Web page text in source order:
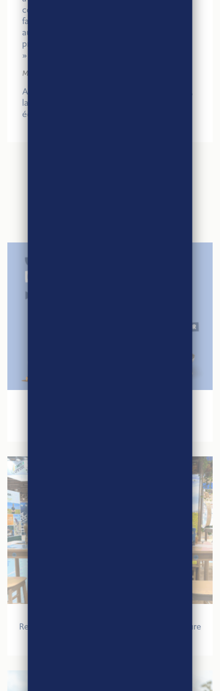
consommateurs l’origine et la qualité de nos
farines biologiques et garantissons entre
autres une juste rémunération de nos
producteurs grâce à un contrat fixé sur 3 ans.
»
Marc Barré, directeur Biofournil
A découvrir dans votre supermarché préféré,
la gamme Biofournil certifié commerce
équitable Agri-Éthique.
Retour sur le Salon International de l’Agriculture